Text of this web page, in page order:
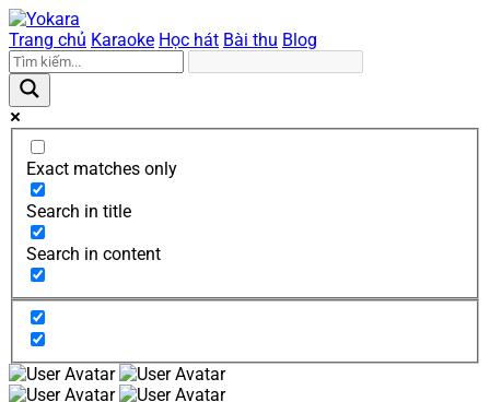
Trang chủ Karaoke Học hát Bài thu Blog
Exact matches only
Search in title
Search in content